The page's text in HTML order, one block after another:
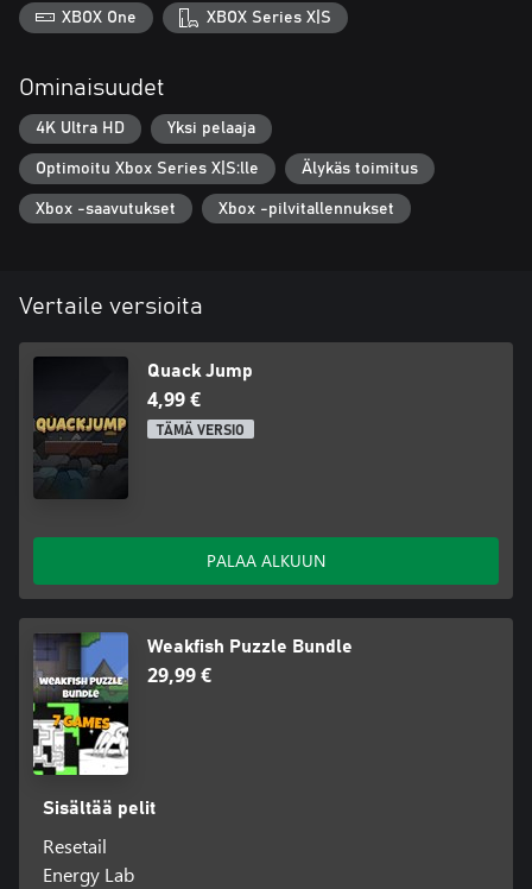
XBOX One XBOX Series X|S
Ominaisuudet
4K Ultra HD Yksi pelaaja
Optimoitu Xbox Series X|S:lle Älykäs toimitus
Xbox -saavutukset Xbox -pilvitallennukset
Vertaile versioita
Quack Jump
4,99 €
TÄMÄ VERSIO
PALAA ALKUUN
Weakfish Puzzle Bundle
29,99 €
Sisältää pelit
Resetail
Energy Lab